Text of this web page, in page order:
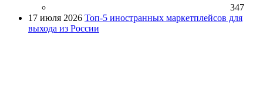
347
17 июля 2026 Топ-5 иностранных маркетплейсов для
выхода из России